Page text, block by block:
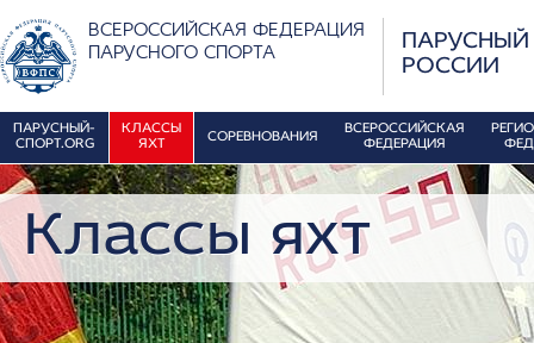
ВСЕРОССИЙСКАЯ ФЕДЕРАЦИЯ
ПАРУСНОГО СПОРТА
ПАРУСНЫЙ
РОССИИ
ПАРУСНЫЙ-
СПОРТ.ORG
КЛАССЫ
ЯХТ
СОРЕВНОВАНИЯ
ВСЕРОССИЙСКАЯ
ФЕДЕРАЦИЯ
Классы яхт